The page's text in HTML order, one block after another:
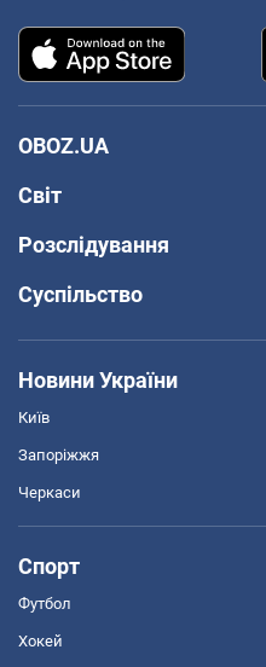
OBOZ.UA
Світ
Розслідування
Суспільство
Новини України
Київ
Запоріжжя
Черкаси
Спорт
Футбол
Хокей